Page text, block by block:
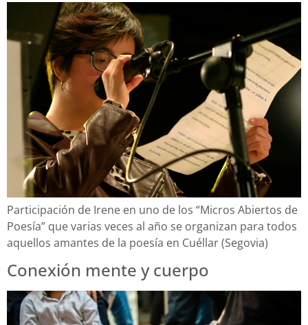
Participación de Irene en uno de los “Micros Abiertos de
Poesía” que varias veces al año se organizan para todos
aquellos amantes de la poesía en Cuéllar (Segovia)
Conexión mente y cuerpo